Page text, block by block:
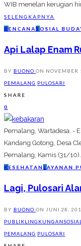
WIB menelan kerugian
SELENGKAPNYA
B ENCANAS OSIAL
Api Lalap Enam
BY BUONO ON NOVEMBER
PEMALANG PULOSARI
SHARE
0
Pemalang, Wartadesa. -
Kandang Gotong, Desa
Pemalang, Kamis (31/10).
KESEHATAN L AYANAN
Lagi, Pulosari
BY BUONO ON JUNI 28,
PUBLIKLINGKUNGAN
PEMALANG PULOSARI